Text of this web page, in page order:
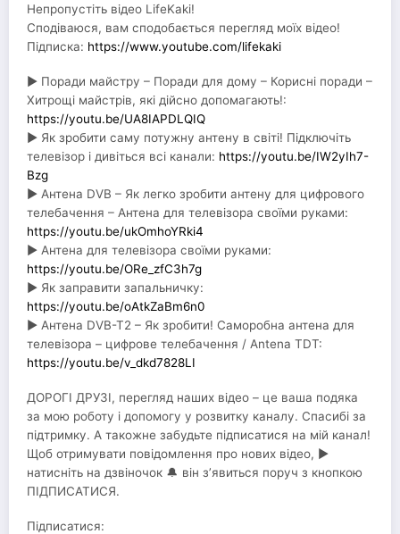
Непропустіть відео LifeKaki!
Сподіваюся, вам сподобається перегляд моїх відео!
Підписка: https://www.youtube.com/lifekaki
► Поради майстру – Поради для дому – Корисні поради –
Хитрощі майстрів, які дійсно допомагають!:
https://youtu.be/UA8IAPDLQIQ
► Як зробити саму потужну антену в світі! Підключіть
телевізор і дивіться всі канали: https://youtu.be/IW2yIh7-
Bzg
► Антена DVB – Як легко зробити антену для цифрового
телебачення – Антена для телевізора своїми руками:
https://youtu.be/ukOmhoYRki4
► Антена для телевізора своїми руками:
https://youtu.be/ORe_zfC3h7g
► Як заправити запальничку:
https://youtu.be/oAtkZaBm6n0
► Антена DVB-T2 – Як зробити! Саморобна антена для
телевізора – цифрове телебачення / Antena TDT:
https://youtu.be/v_dkd7828LI
ДОРОГІ ДРУЗІ, перегляд наших відео – це ваша подяка
за мою роботу і допомогу у розвитку каналу. Спасибі за
підтримку. А такожне забудьте підписатися на мій канал!
Щоб отримувати повідомлення про нових відео, ▶
натисніть на дзвіночок 🔔 він з’явиться поруч з кнопкою
ПІДПИСАТИСЯ.
Підписатися: